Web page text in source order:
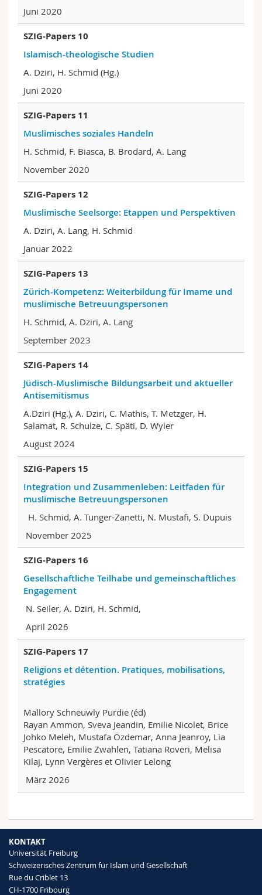
Juni 2020
SZIG-Papers 10
Islamisch-theologische Studien
A. Dziri, H. Schmid (Hg.)
Juni 2020
SZIG-Papers 11
Muslimisches soziales Handeln
H. Schmid, F. Biasca, B. Brodard, A. Lang
November 2020
SZIG-Papers 12
Muslimische Seelsorge: Etappen und Perspektiven
A. Dziri, A. Lang, H. Schmid
Januar 2022
SZIG-Papers 13
Zürich-Kompetenz: Weiterbildung für Imame und
muslimische Betreuungspersonen
H. Schmid, A. Dziri, A. Lang
September 2023
SZIG-Papers 14
Jüdisch-Muslimische Bildungsarbeit und aktueller
Antisemitismus
A.Dziri (Hg.), A. Dziri, C. Mathis, T. Metzger, H.
Salamat, R. Schulze, C. Späti, D. Wyler
August 2024
SZIG-Papers 15
Integration und Zusammenleben: Leitfaden für
muslimische Betreuungspersonen
H. Schmid, A. Tunger-Zanetti, N. Mustafi, S. Dupuis
November 2025
SZIG-Papers 16
Gesellschaftliche Teilhabe und gemeinschaftliches
Engagement
N. Seiler, A. Dziri, H. Schmid,
April 2026
SZIG-Papers 17
Religions et détention. Pratiques, mobilisations,
stratégies
Mallory Schneuwly Purdie (éd)
Rayan Ammon, Sveva Jeandin, Emilie Nicolet, Brice
Johko Meleh, Mustafa Özdemar, Anna Jeanroy, Lia
Pescatore, Emilie Zwahlen, Tatiana Roveri, Melisa
Kilaj, Lynn Vergères et Olivier Lelong
März 2026
KONTAKT
Universität Freiburg
Schweizerisches Zentrum für Islam und Gesellschaft
Rue du Criblet 13
CH-1700 Fribourg